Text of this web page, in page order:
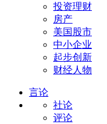
投资理财
房产
美国股市
中小企业
起步创新
财经人物
言论
社论
评论